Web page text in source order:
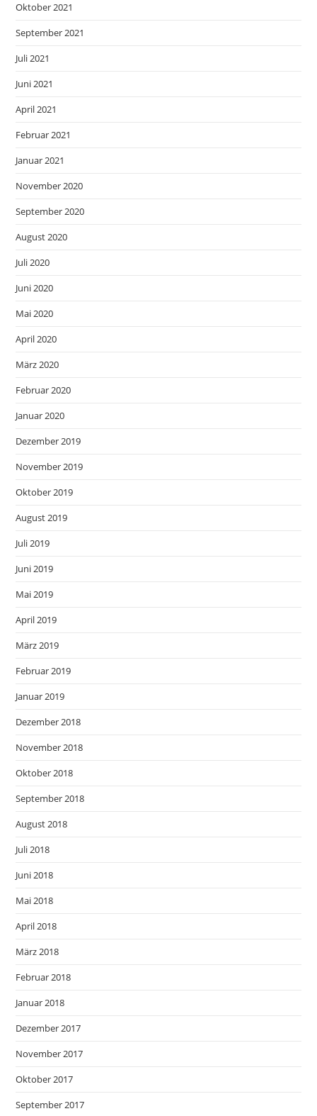
Oktober 2021
September 2021
Juli 2021
Juni 2021
April 2021
Februar 2021
Januar 2021
November 2020
September 2020
August 2020
Juli 2020
Juni 2020
Mai 2020
April 2020
März 2020
Februar 2020
Januar 2020
Dezember 2019
November 2019
Oktober 2019
August 2019
Juli 2019
Juni 2019
Mai 2019
April 2019
März 2019
Februar 2019
Januar 2019
Dezember 2018
November 2018
Oktober 2018
September 2018
August 2018
Juli 2018
Juni 2018
Mai 2018
April 2018
März 2018
Februar 2018
Januar 2018
Dezember 2017
November 2017
Oktober 2017
September 2017